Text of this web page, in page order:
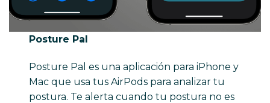
Posture Pal
Posture Pal es una aplicación para iPhone y
Mac que usa tus AirPods para analizar tu
postura. Te alerta cuando tu postura no es